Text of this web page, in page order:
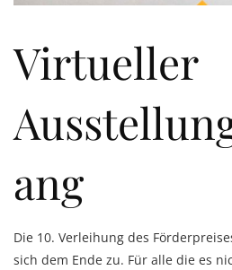
Virtueller
ang
Die 10. Verleihung des
sich dem Ende zu. Für alle die es